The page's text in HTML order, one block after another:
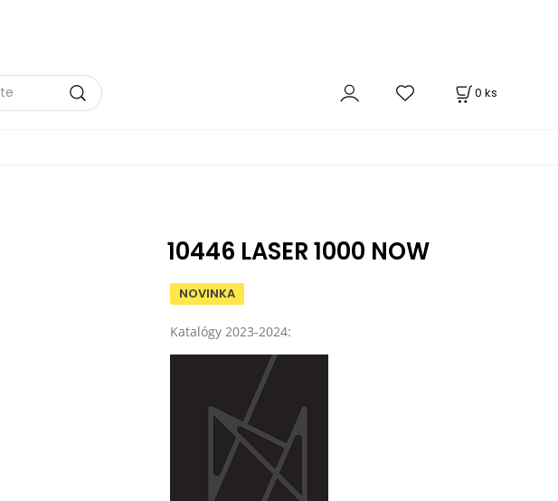
0 ks
10446 LASER 1000 NOW
NOVINKA
Katalógy 2023-2024: